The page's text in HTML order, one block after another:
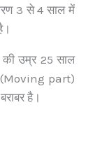
3 से 4 साल में
उम्र 25 साल
(Moving part)
है।